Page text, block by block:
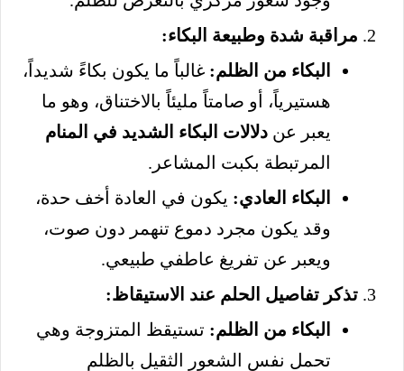
مراقبة شدة وطبيعة البكاء:
البكاء من الظلم: غالباً ما يكون بكاءً شديداً،
هستيرياً، أو صامتاً مليئاً بالاختناق، وهو ما
يعبر عن دلالات البكاء الشديد في المنام
المرتبطة بكبت المشاعر.
البكاء العادي: يكون في العادة أخف حدة،
وقد يكون مجرد دموع تنهمر دون صوت،
ويعبر عن تفريغ عاطفي طبيعي.
تذكر تفاصيل الحلم عند الاستيقاظ:
البكاء من الظلم: تستيقظ المتزوجة وهي
تحمل نفس الشعور الثقيل بالظلم